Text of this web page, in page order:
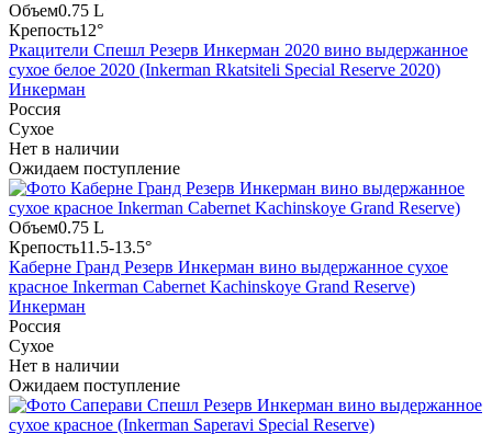
Объем0.75 L
Крепость12°
Ркацители Спешл Резерв Инкерман 2020 вино выдержанное
сухое белое 2020 (Inkerman Rkatsiteli Special Reserve 2020)
Инкерман
Россия
Сухое
Нет в наличии
Ожидаем поступление
Объем0.75 L
Крепость11.5-13.5°
Каберне Гранд Резерв Инкерман вино выдержанное сухое
красное Inkerman Cabernet Kachinskoye Grand Reserve)
Инкерман
Россия
Сухое
Нет в наличии
Ожидаем поступление